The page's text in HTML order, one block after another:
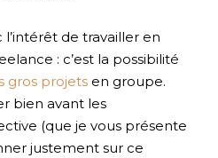
de travailler en
: c’est la possibilité
gros projets en groupe.
bien avant les
(que je vous présente
justement sur ce